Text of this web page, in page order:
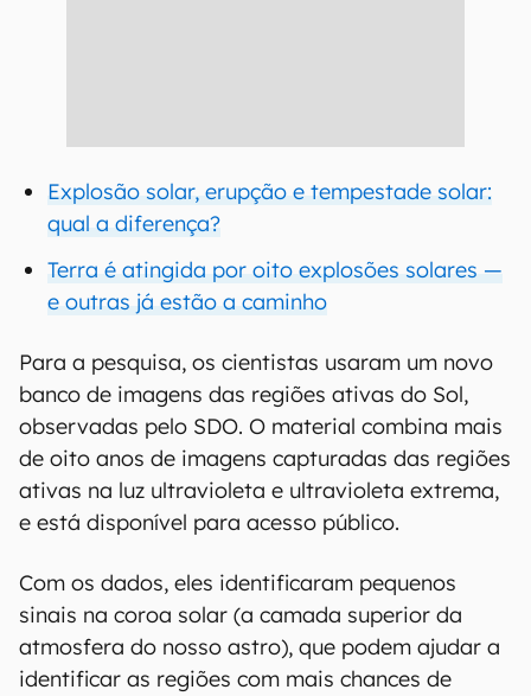
Explosão solar, erupção e tempestade solar:
qual a diferença?
Terra é atingida por oito explosões solares —
e outras já estão a caminho
Para a pesquisa, os cientistas usaram um novo
banco de imagens das regiões ativas do Sol,
observadas pelo SDO. O material combina mais
de oito anos de imagens capturadas das regiões
ativas na luz ultravioleta e ultravioleta extrema,
e está disponível para acesso público.
Com os dados, eles identificaram pequenos
sinais na coroa solar (a camada superior da
atmosfera do nosso astro), que podem ajudar a
identificar as regiões com mais chances de